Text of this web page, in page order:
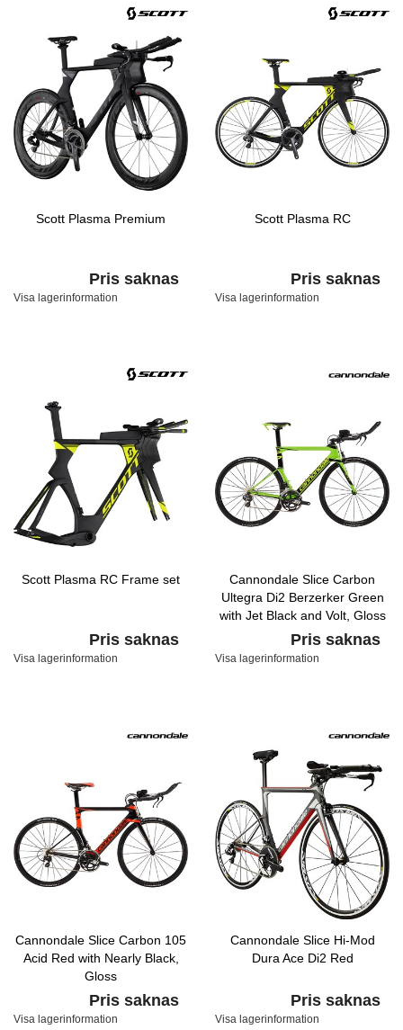
Scott Plasma Premium
Pris saknas
Visa lagerinformation
Scott Plasma RC
Pris saknas
Visa lagerinformation
Scott Plasma RC Frame set
Pris saknas
Visa lagerinformation
Cannondale Slice Carbon
Ultegra Di2 Berzerker Green
with Jet Black and Volt, Gloss
Pris saknas
Visa lagerinformation
Cannondale Slice Carbon 105
Acid Red with Nearly Black,
Gloss
Pris saknas
Visa lagerinformation
Cannondale Slice Hi-Mod
Dura Ace Di2 Red
Pris saknas
Visa lagerinformation